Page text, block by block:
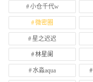
小仓千代w
微密圈
星之迟迟
林星阑
水淼aqua